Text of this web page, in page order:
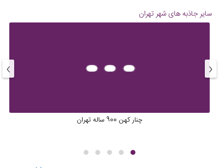
سایر جاذبه های شهر تهران
چنار کهن 900 ساله تهران
‹
›